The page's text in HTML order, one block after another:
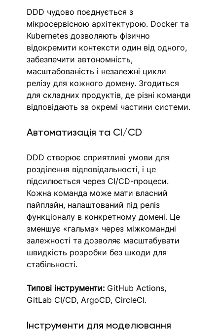
DDD чудово поєднується з
мікросервісною архітектурою. Docker та
Kubernetes дозволяють фізично
відокремити контексти один від одного,
забезпечити автономність,
масштабованість і незалежні цикли
релізу для кожного домену. Згодиться
для складних продуктів, де різні команди
відповідають за окремі частини системи.
Автоматизація та CI/CD
DDD створює сприятливі умови для
розділення відповідальності, і це
підсилюється через CI/CD-процеси.
Кожна команда може мати власний
пайплайн, налаштований під реліз
функціоналу в конкретному домені. Це
зменшує «гальма» через міжкомандні
залежності та дозволяє масштабувати
швидкість розробки без шкоди для
стабільності.
Типові інструменти: GitHub Actions,
GitLab CI/CD, ArgoCD, CircleCI.
Інструменти для моделювання